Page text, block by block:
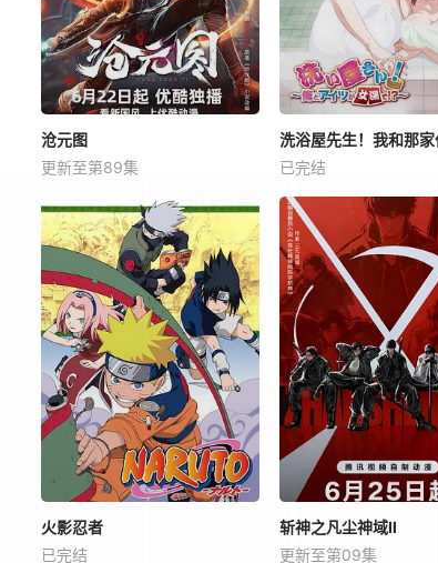
沧元图
更新至第89集
已完结
火影忍者
已完结
斩神之凡尘神域Ⅱ
更新至第09集